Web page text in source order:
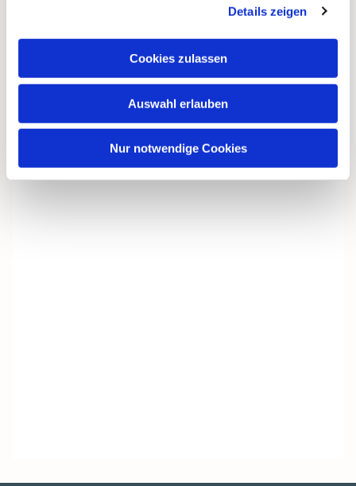
Details zeigen
Cookies zulassen
Auswahl erlauben
Nur notwendige Cookies
interessieren